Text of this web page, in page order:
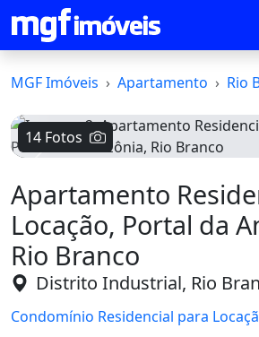
MGF Imóveis Apartamento Rio
14 Fotos
Apartamento
Locação, Portal da
Rio Branco
Distrito Industrial, Rio
Condomínio Residencial para